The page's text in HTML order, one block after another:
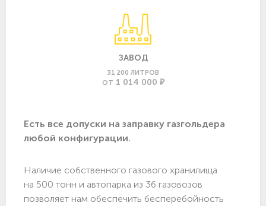
ЗАВОД
31 200 ЛИТРОВ
ОТ 1 014 000 ₽
Есть все допуски нa заправку газгольдера
любой конфигурации.
Наличие собственного газового хранилища
на 500 тонн и автопарка из 36 газовозов
позволяет нам обеспечить бесперебойность